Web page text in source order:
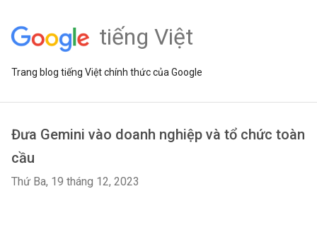
tiếng Việt
Trang blog tiếng Việt chính thức của Google
Đưa Gemini vào doanh nghiệp và tổ chức toàn
cầu
Thứ Ba, 19 tháng 12, 2023